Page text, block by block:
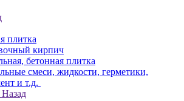
плитка
кирпич
бетонная плитка
смеси, жидкости, герметики,
и т.д.
Назад